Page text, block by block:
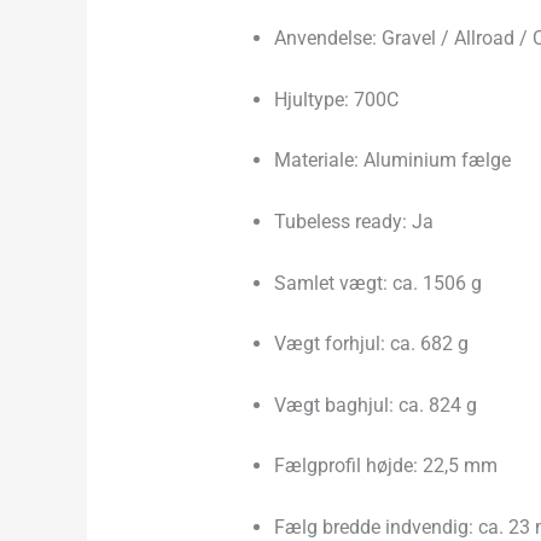
Anvendelse: Gravel / Allroad /
Hjultype: 700C
Materiale: Aluminium fælge
Tubeless ready: Ja
Samlet vægt: ca. 1506 g
Vægt forhjul: ca. 682 g
Vægt baghjul: ca. 824 g
Fælgprofil højde: 22,5 mm
Fælg bredde indvendig: ca. 23